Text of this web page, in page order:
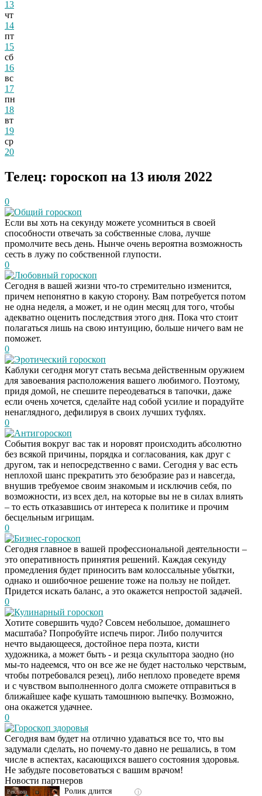
13
чт
14
пт
15
сб
16
вс
17
пн
18
вт
19
ср
20
Телец: гороскоп на 13 июля 2022
0
Общий гороскоп
Если вы хоть на секунду можете усомниться в своей
способности отвечать за собственные слова, лучше
промолчите весь день. Нынче очень вероятна возможность
сесть в лужу по собственной глупости.
0
Любовный гороскоп
Сегодня в вашей жизни что-то стремительно изменится,
причем непонятно в какую сторону. Вам потребуется потом
не одна неделя, а может, и не один месяц для того, чтобы
адекватно оценить последствия этого дня. Пока что стоит
полагаться лишь на свою интуицию, больше ничего вам не
поможет.
0
Эротический гороскоп
Каблуки сегодня могут стать весьма действенным оружием
для завоевания расположения вашего любимого. Поэтому,
придя домой, не спешите переодеваться в тапочки, даже
если очень хочется, сделайте над собой усилие и порадуйте
ненаглядного, дефилируя в своих лучших туфлях.
0
Антигороскоп
События вокруг вас так и норовят происходить абсолютно
без всякой причины, порядка и согласования, как друг с
другом, так и непосредственно с вами. Сегодня у вас есть
неплохой шанс прекратить это безобразие раз и навсегда,
внушив требуемое своим знакомым и исключив себя, по
возможности, из всех дел, на которые вы не в силах влиять
– то есть отказавшись от интереса к политике и прочим
бесцельным игрищам.
0
Бизнес-гороскоп
Сегодня главное в вашей профессиональной деятельности –
это оперативность принятия решений. Каждая секунду
промедления будет приносить вам колоссальные убытки,
однако и ошибочное решение тоже на пользу не пойдет.
Придется искать баланс, а это окажется непростой задачей.
0
Кулинарный гороскоп
Хотите совершить чудо? Совсем небольшое, домашнего
масштаба? Попробуйте испечь пирог. Либо получится
нечто выдающееся, достойное пера поэта, кисти
художника, а может быть - и резца скульптора заодно (но
мы-то надеемся, что он все же не будет настолько черствым,
чтобы потребовался резец), либо неплохо проведете время
и с чувством выполненного долга сможете отправиться в
ближайшее кафе кушать тамошнюю выпечку. Возможно,
она окажется удачнее.
0
Гороскоп здоровья
Сегодня вам будет на отлично удаваться все то, что вы
задумали сделать, но почему-то давно не решались, в том
числе в аспектах, касающихся вашего состояния здоровья.
Не забудьте посоветоваться с вашим врачом!
Новости партнеров
Скрытая камера на
пляже Крыма: Что
люди вытворяют, когда
их не видят...
i
Ролик длится